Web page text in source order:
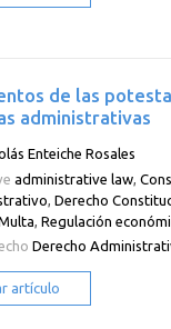
de las
administrativas
Enteiche Rosales
administrative law ,
,Derecho
,Regulación
Derecho
artículo